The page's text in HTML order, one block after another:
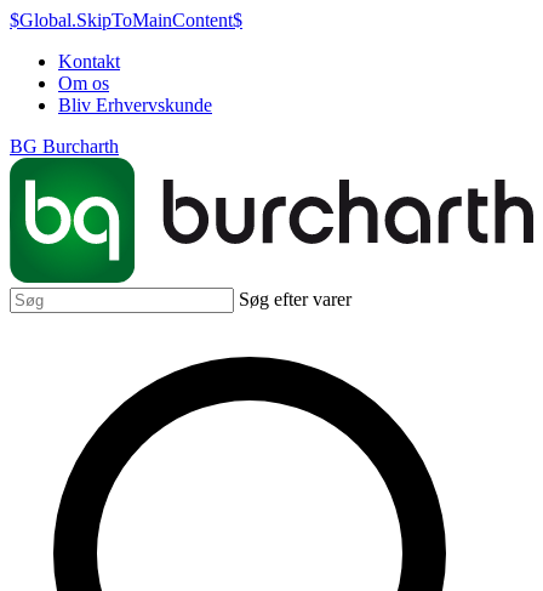
$Global.SkipToMainContent$
Kontakt
Om os
Bliv Erhvervskunde
BG Burcharth
Søg efter varer